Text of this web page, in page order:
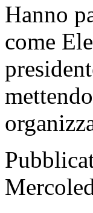
Hanno
come